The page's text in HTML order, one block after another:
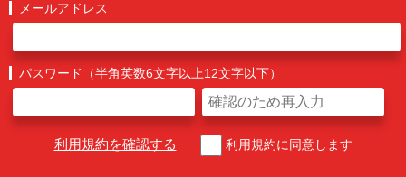
メールアドレス
パスワード（半角英数6文字以上12文字以下）
利用規約を確認する 利用規約に同意します